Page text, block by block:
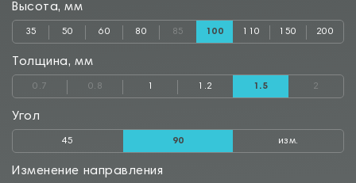
Высота, мм
35 50 60 80 85 100 110 150 200
Толщина, мм
0.7 0.8 1.2 1.5 2
Угол
45 90 изм.
Изменение направления